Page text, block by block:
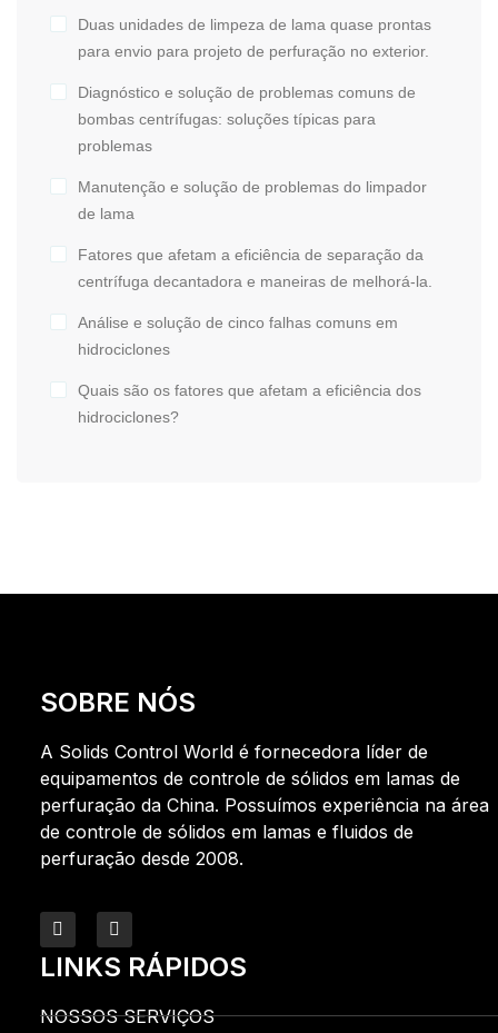
Duas unidades de limpeza de lama quase prontas
para envio para projeto de perfuração no exterior.
Diagnóstico e solução de problemas comuns de
bombas centrífugas: soluções típicas para
problemas
Manutenção e solução de problemas do limpador
de lama
Fatores que afetam a eficiência de separação da
centrífuga decantadora e maneiras de melhorá-la.
Análise e solução de cinco falhas comuns em
hidrociclones
Quais são os fatores que afetam a eficiência dos
hidrociclones?
SOBRE NÓS
A Solids Control World é fornecedora líder de
equipamentos de controle de sólidos em lamas de
perfuração da China. Possuímos experiência na área
de controle de sólidos em lamas e fluidos de
perfuração desde 2008.
LINKS RÁPIDOS
NOSSOS SERVIÇOS